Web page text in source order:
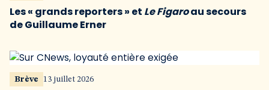
Les « grands reporters » et Le Figaroau secours
de Guillaume Erner
Brève 13 juillet 2026